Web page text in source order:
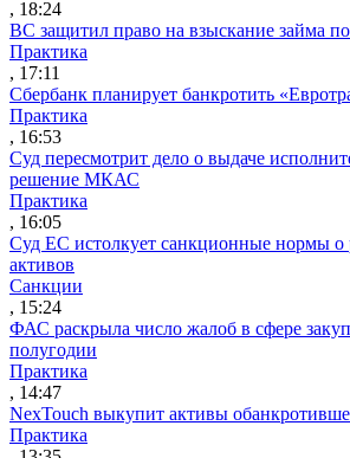
, 18:24
ВС защитил право на взыскание займа
Практика
, 17:11
Сбербанк планирует банкротить
Практика
, 16:53
Суд пересмотрит дело о выдаче
решение МКАС
Практика
, 16:05
Суд ЕС истолкует санкционные нормы о
активов
Санкции
, 15:24
ФАС раскрыла число жалоб в сфере
полугодии
Практика
, 14:47
NexTouch выкупит активы
Практика